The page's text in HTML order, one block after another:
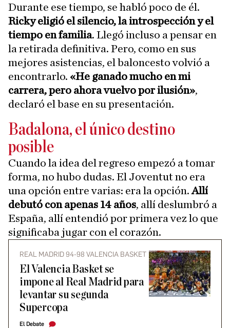
Durante ese tiempo, se habló poco de él.
Ricky eligió el silencio, la introspección y el
tiempo en familia. Llegó incluso a pensar en
la retirada definitiva. Pero, como en sus
mejores asistencias, el baloncesto volvió a
encontrarlo. «He ganado mucho en mi
carrera, pero ahora vuelvo por ilusión»,
declaró el base en su presentación.
Badalona, el único destino
posible
Cuando la idea del regreso empezó a tomar
forma, no hubo dudas. El Joventut no era
una opción entre varias: era la opción.Allí
debutó con apenas 14 años, allí deslumbró a
España, allí entendió por primera vez lo que
significaba jugar con el corazón.
REAL MADRID 94-98 VALENCIA BASKET
El Valencia Basket se
impone al Real Madrid para
levantar su segunda
Supercopa
El Debate